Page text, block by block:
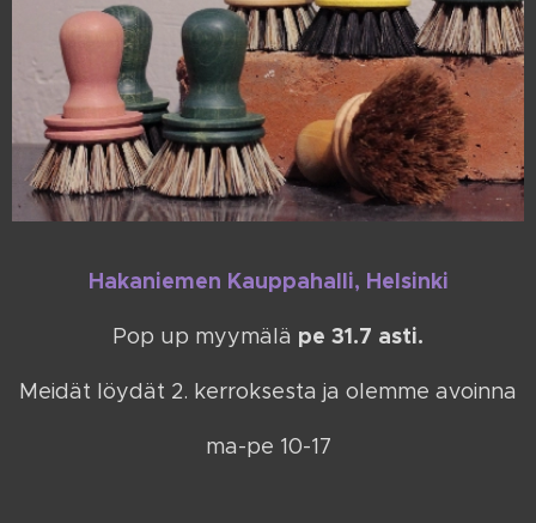
Hakaniemen Kauppahalli, Helsinki
Pop up myymälä pe 31.7 asti.
Meidät löydät 2. kerroksesta ja olemme avoinna
ma-pe 10-17